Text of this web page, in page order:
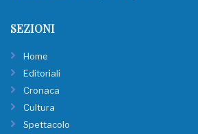
SEZIONI
Home
Editoriali
Cronaca
Cultura
Spettacolo